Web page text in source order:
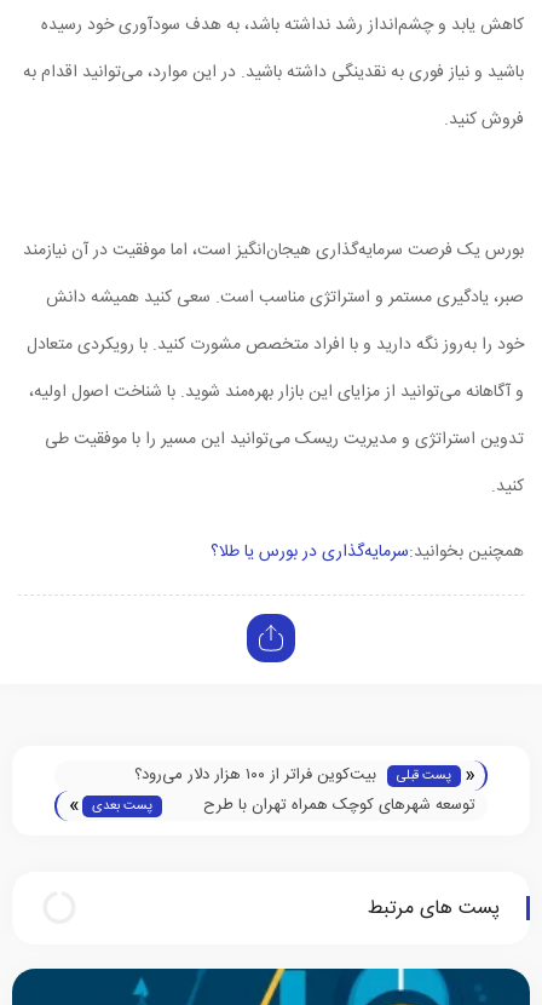
کاهش یابد و چشم‌انداز رشد نداشته باشد، به هدف سودآوری خود رسیده
باشید و نیاز فوری به نقدینگی داشته باشید. در این موارد، می‌توانید اقدام به
فروش کنید.
بورس یک فرصت سرمایه‌گذاری هیجان‌انگیز است، اما موفقیت در آن نیازمند
صبر، یادگیری مستمر و استراتژی مناسب است. سعی کنید همیشه دانش
خود را به‌روز نگه دارید و با افراد متخصص مشورت کنید. با رویکردی متعادل
و آگاهانه می‌توانید از مزایای این بازار بهره‌مند شوید. با شناخت اصول اولیه،
تدوین استراتژی و مدیریت ریسک می‌توانید این مسیر را با موفقیت طی
کنید.
همچنین بخوانید:سرمایه‌گذاری در بورس یا طلا؟
« پست قبلی
بیت‌کوین فراتر از ۱۰۰ هزار دلار می‌رود؟
توسعه شهر‌های کوچک همراه تهران با طرح
پست بعدی »
پست های مرتبط